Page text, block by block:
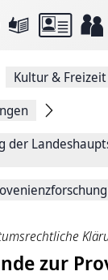
Kultur & Freizeit
der
zur